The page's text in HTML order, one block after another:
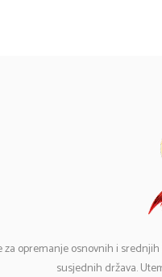
za opremanje osnovnih i
susjednih država.